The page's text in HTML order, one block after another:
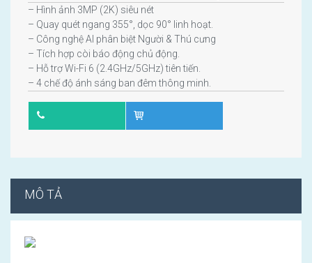
– Hình ảnh 3MP (2K) siêu nét
– Quay quét ngang 355°, dọc 90° linh hoạt.
– Công nghệ AI phân biệt Người & Thú cưng
– Tích hợp còi báo động chủ động.
– Hỗ trợ Wi-Fi 6 (2.4GHz/5GHz) tiên tiến.
– 4 chế độ ánh sáng ban đêm thông minh.
MÔ TẢ